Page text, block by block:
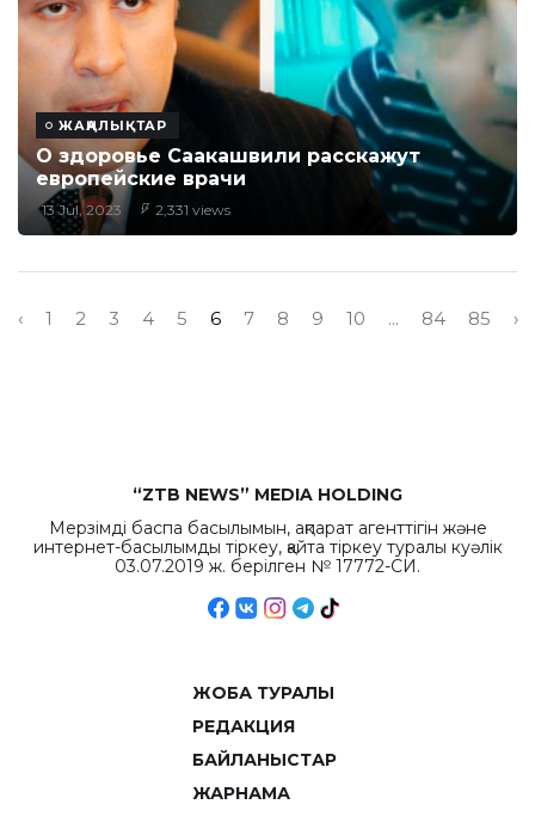
ЖАҢАЛЫҚТАР
О здоровье Саакашвили расскажут
европейские врачи
13 Jul, 2023 2,331 views
‹ 1 2 3 4 5 6 7 8 9 10 ... 84 85 ›
“ZTB NEWS” MEDIA HOLDING
Мерзімді баспа басылымын, ақпарат агенттігін және
интернет-басылымды тіркеу, қайта тіркеу туралы куәлік
03.07.2019 ж. берілген № 17772-СИ.
ЖОБА ТУРАЛЫ
РЕДАКЦИЯ
БАЙЛАНЫСТАР
ЖАРНАМА